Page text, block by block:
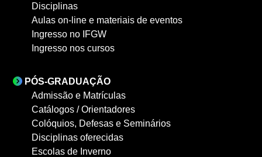
Disciplinas
Aulas on-line e materiais de eventos
Ingresso no IFGW
Ingresso nos cursos
PÓS-GRADUAÇÃO
Admissão e Matrículas
Catálogos / Orientadores
Colóquios, Defesas e Seminários
Disciplinas oferecidas
Escolas de Inverno